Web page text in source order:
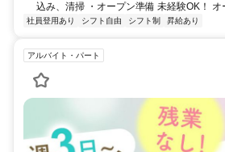
込み、清掃 ・オープン準備 未経験OK！
社員登用あり シフト自由 シフト制 昇給あり
アルバイト・パート